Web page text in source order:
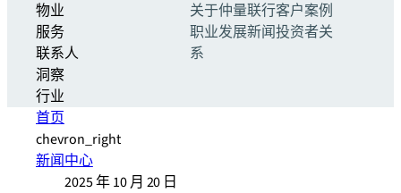
物业
服务
联系人
洞察
行业
关于仲量联行客户案例
职业发展新闻投资者关
系
首页
chevron_right
新闻中心
2025 年 10 月 20 日